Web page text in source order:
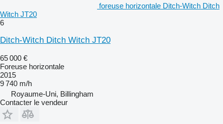
foreuse horizontale Ditch-Witch Ditch
Witch JT20
6
Ditch-Witch Ditch Witch JT20
65 000 €
Foreuse horizontale
2015
9 740 m/h
Royaume-Uni, Billingham
Contacter le vendeur